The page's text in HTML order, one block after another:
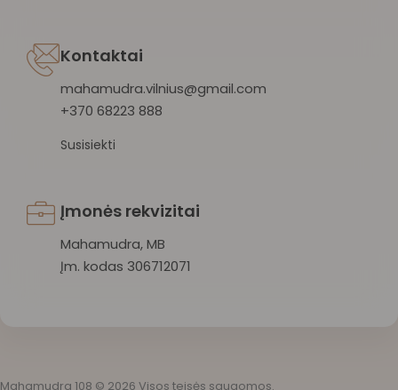
Kontaktai
mahamudra.vilnius@gmail.com
+370 68223 888
Susisiekti
Įmonės rekvizitai
Mahamudra, MB
Įm. kodas 306712071
Mahamudra 108 © 2026 Visos teisės saugomos.